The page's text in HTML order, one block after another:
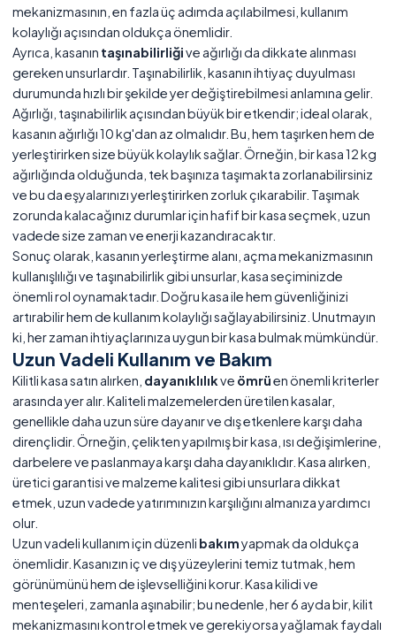
mekanizmasının, en fazla üç adımda açılabilmesi, kullanım
kolaylığı açısından oldukça önemlidir.
Ayrıca, kasanın taşınabilirliğive ağırlığı da dikkate alınması
gereken unsurlardır. Taşınabilirlik, kasanın ihtiyaç duyulması
durumunda hızlı bir şekilde yer değiştirebilmesi anlamına gelir.
Ağırlığı, taşınabilirlik açısından büyük bir etkendir; ideal olarak,
kasanın ağırlığı 10 kg'dan az olmalıdır. Bu, hem taşırken hem de
yerleştirirken size büyük kolaylık sağlar. Örneğin, bir kasa 12 kg
ağırlığında olduğunda, tek başınıza taşımakta zorlanabilirsiniz
ve bu da eşyalarınızı yerleştirirken zorluk çıkarabilir. Taşımak
zorunda kalacağınız durumlar için hafif bir kasa seçmek, uzun
vadede size zaman ve enerji kazandıracaktır.
Sonuç olarak, kasanın yerleştirme alanı, açma mekanizmasının
kullanışlılığı ve taşınabilirlik gibi unsurlar, kasa seçiminizde
önemli rol oynamaktadır. Doğru kasa ile hem güvenliğinizi
artırabilir hem de kullanım kolaylığı sağlayabilirsiniz. Unutmayın
ki, her zaman ihtiyaçlarınıza uygun bir kasa bulmak mümkündür.
Uzun Vadeli Kullanım ve Bakım
Kilitli kasa satın alırken, dayanıklılıkve ömrüen önemli kriterler
arasında yer alır. Kaliteli malzemelerden üretilen kasalar,
genellikle daha uzun süre dayanır ve dış etkenlere karşı daha
dirençlidir. Örneğin, çelikten yapılmış bir kasa, ısı değişimlerine,
darbelere ve paslanmaya karşı daha dayanıklıdır. Kasa alırken,
üretici garantisi ve malzeme kalitesi gibi unsurlara dikkat
etmek, uzun vadede yatırımınızın karşılığını almanıza yardımcı
olur.
Uzun vadeli kullanım için düzenli bakımyapmak da oldukça
önemlidir. Kasanızın iç ve dış yüzeylerini temiz tutmak, hem
görünümünü hem de işlevselliğini korur. Kasa kilidi ve
menteşeleri, zamanla aşınabilir; bu nedenle, her 6 ayda bir, kilit
mekanizmasını kontrol etmek ve gerekiyorsa yağlamak faydalı